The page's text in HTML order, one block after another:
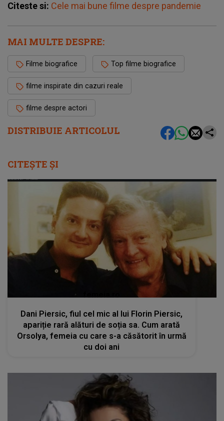
DISTRIBUIE ARTICOLUL
Citeste si: Cele mai bune filme despre pandemie
MAI MULTE DESPRE:
Filme biografice Top filme biografice
filme inspirate din cazuri reale
filme despre actori
CITEȘTE ȘI
Dani Piersic, fiul cel mic al lui Florin Piersic,
apariție rară alături de soția sa. Cum arată
Orsolya, femeia cu care s-a căsătorit în urmă
cu doi ani